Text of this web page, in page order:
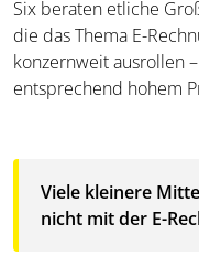
Six beraten etliche
die das Thema E-
konzernweit ausrollen
entsprechend hohem
Viele kleinere
nicht mit der E-